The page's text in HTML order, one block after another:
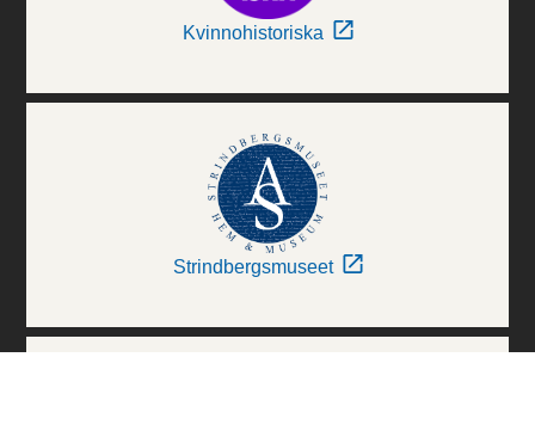
Kvinnohistoriska
Strindbergsmuseet